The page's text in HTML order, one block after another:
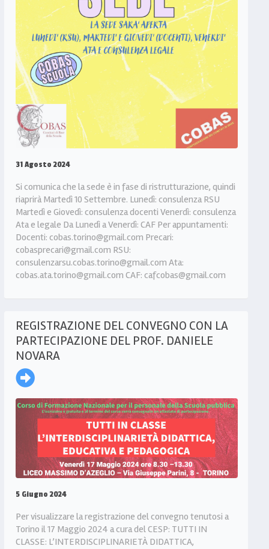
31 Agosto 2024
Si comunica che la sede è in fase di ristrutturazione, quindi
riaprirà Martedì 10 Settembre. Lunedì: consulenza RSU
Martedì e Giovedì: consulenza docenti Venerdì: consulenza
Ata e legale Da Lunedì a Venerdì: CAF Per appuntamenti:
Docenti: cobas.torino@gmail.com Precari:
cobasprecari@gmail.com RSU:
consulenzarsu.cobas.torino@gmail.com Ata:
cobas.ata.torino@gmail.com CAF: cafcobas@gmail.com
REGISTRAZIONE DEL CONVEGNO CON LA
PARTECIPAZIONE DEL PROF. DANIELE
NOVARA
5 Giugno 2024
Per visualizzare la registrazione del convegno tenutosi a
Torino il 17 Maggio 2024 a cura del CESP: TUTTI IN
CLASSE: L’INTERDISCIPLINARIETÀ DIDATTICA,